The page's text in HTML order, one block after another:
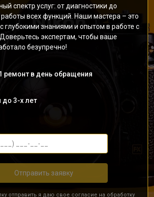
спектр услуг: от диагностики до
всех функций. Наши мастера – это
глубокими знаниями и опытом в работе с
экспертам, чтобы ваше
безупречно!
ремонт в день обращения
до 3-х лет
Отправить заявку
отправить я даю свое согласие на обработку